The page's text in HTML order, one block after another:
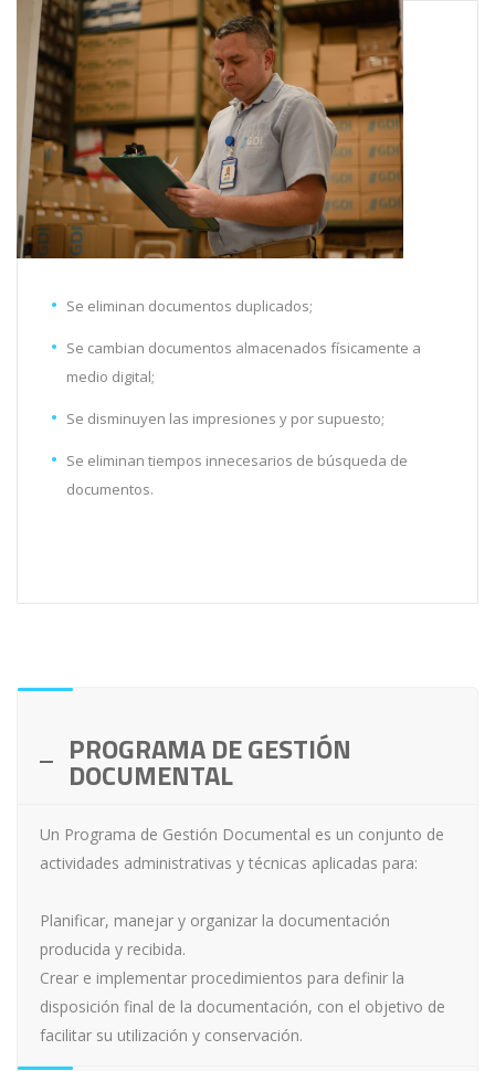
Se eliminan documentos duplicados;
Se cambian documentos almacenados físicamente a
medio digital;
Se disminuyen las impresiones y por supuesto;
Se eliminan tiempos innecesarios de búsqueda de
documentos.
PROGRAMA DE GESTIÓN
DOCUMENTAL
Un Programa de Gestión Documental es un conjunto de
actividades administrativas y técnicas aplicadas para:
Planificar, manejar y organizar la documentación
producida y recibida.
Crear e implementar procedimientos para definir la
disposición final de la documentación, con el objetivo de
facilitar su utilización y conservación.